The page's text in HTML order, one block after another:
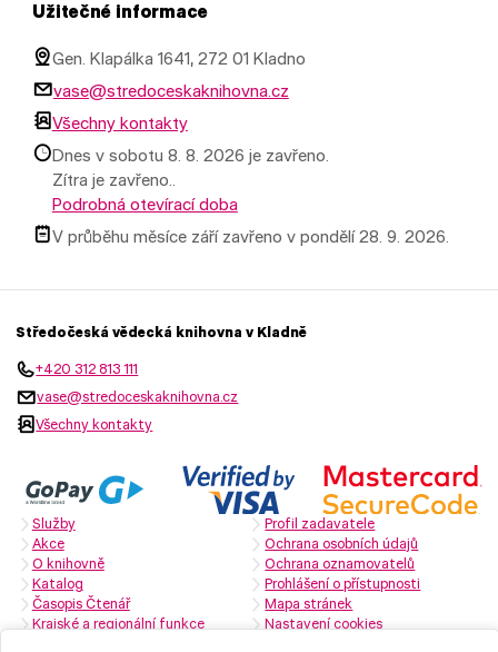
Užitečné informace
Gen. Klapálka 1641, 272 01 Kladno
vase@stredoceskaknihovna.cz
Všechny kontakty
Dnes v sobotu 8. 8. 2026 je zavřeno.
Zítra je zavřeno..
Podrobná otevírací doba
V průběhu měsíce září zavřeno v pondělí 28. 9. 2026.
Středočeská vědecká knihovna v Kladně
+420 312 813 111
vase@stredoceskaknihovna.cz
Všechny kontakty
Služby
Akce
O knihovně
Katalog
Časopis Čtenář
Krajské a regionální funkce
Profil zadavatele
Ochrana osobních údajů
Ochrana oznamovatelů
Prohlášení o přístupnosti
Mapa stránek
Nastavení cookies